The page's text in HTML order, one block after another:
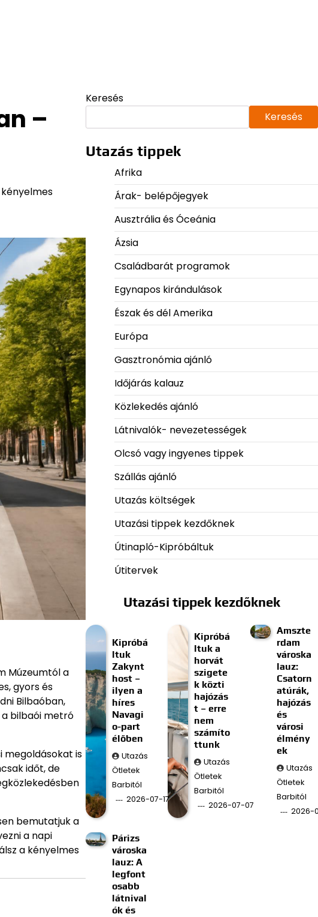
–
Múzeumtól a
gyors és
Bilbaóban,
bilbaói metró
megoldásokat is
időt, de
bemutatjuk a
a napi
a kényelmes
Keresés
Keresés
Utazás tippek
Afrika
Árak- belépőjegyek
Ausztrália és Óceánia
Ázsia
Családbarát programok
Egynapos kirándulások
Észak és dél Amerika
Európa
Gasztronómia ajánló
Időjárás kalauz
Közlekedés ajánló
Látnivalók- nevezetességek
Olcsó vagy ingyenes tippek
Szállás ajánló
Utazás költségek
Utazási tippek kezdőknek
Útinapló-Kipróbáltuk
Útitervek
Utazási tippek kezdőknek
Kipróbá
ltuk
Zakynt
host –
ilyen a
híres
Navagi
o-part
élőben
Utazás
Ötletek
Barbitól
2026-07-17
Kipróbá
ltuk a
horvát
szigete
k közti
hajózás
t – erre
nem
számíto
ttunk
Utazás
Ötletek
Barbitól
2026-07-07
Amszte
rdam
városka
lauz:
Csatorn
atúrák,
hajózás
és
városi
élmény
ek
Utazás
Ötletek
Barbitól
2026-
Párizs
városka
lauz: A
legfont
osabb
látnival
ók és